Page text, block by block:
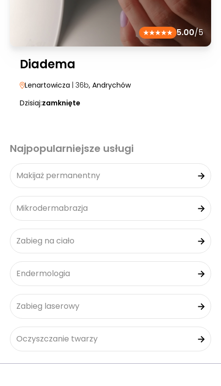
5.00/5
Diadema
Lenartowicza | 36b, Andrychów
Dzisiaj:zamknięte
Najpopularniejsze usługi
Makijaż permanentny
Mikrodermabrazja
Zabieg na ciało
Endermologia
Zabieg laserowy
Oczyszczanie twarzy